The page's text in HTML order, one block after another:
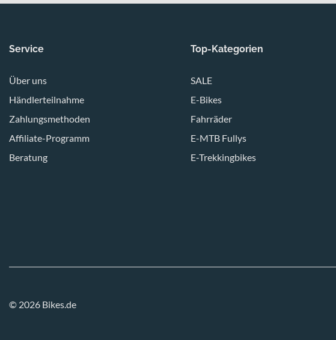
Service
Über uns
Händlerteilnahme
Zahlungsmethoden
Affiliate-Programm
Beratung
Top-Kategorien
SALE
E-Bikes
Fahrräder
E-MTB Fullys
E-Trekkingbikes
© 2026 Bikes.de